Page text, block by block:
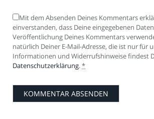
Mit dem Absenden Deines Kommentars
einverstanden, dass Deine eingegebenen
Veröffentlichung Deines Kommentars
natürlich Deiner E-Mail-Adresse, die ist nur für
Informationen und Widerrufshinweise findest
Datenschutzerklärung. *